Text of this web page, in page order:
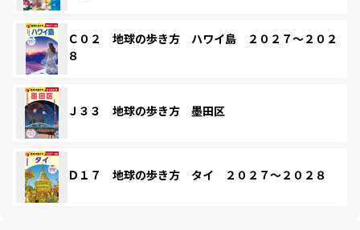
Ｃ０２ 地球の歩き方 ハワイ島 ２０２７～２０２
８
Ｊ３３ 地球の歩き方 墨田区
Ｄ１７ 地球の歩き方 タイ ２０２７～２０２８